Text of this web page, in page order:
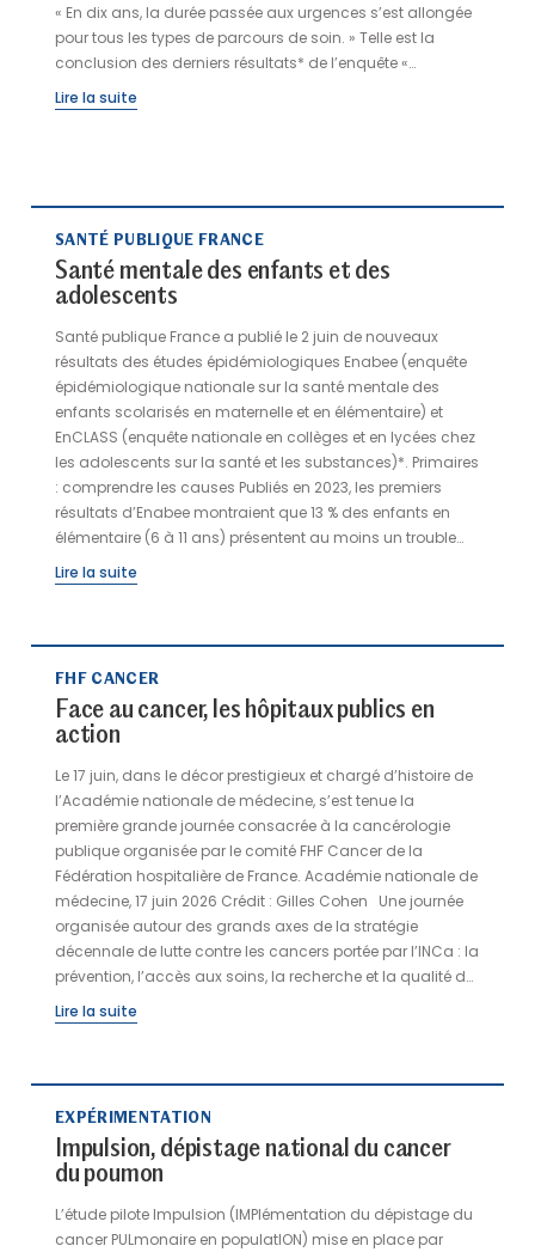
« En dix ans, la durée passée aux urgences s’est allongée
pour tous les types de parcours de soin. » Telle est la
conclusion des derniers résultats* de l’enquête «
Urgences » publiés par la Direction de la recherche, des
études, de l’évaluation et des statistiques (Drees) le lundi
(atteignant 1 heure 35), d’un peu plus d’une heure en cas
de besoin de soins et de recours au plateau technique
(atteignant 3 heures 55), et de plus de 2 heures et demie
pour les patients admis en unité d’hospitalisation de
précisément, entre l’enregistrement et la prise en charge
médico-soignante, si moins d’une demi-heure s’écoule
pour la moitié des patients, cette durée atteint plus de 2
heures et demie pour un patient sur dix. Le temps de
recherche d’un lit d’aval prend environ un quart d’heure
dans la moitié des cas, elle peut s’allonger fortement,
notamment pour les personnes âgées ou dans les
services à forte affluence (plus de six heures pour un
patient sur dix).
Lire la suite
SANTÉ PUBLIQUE FRANCE
Santé mentale des enfants et des
adolescents
Santé publique France a publié le 2 juin de nouveaux
résultats des études épidémiologiques Enabee (enquête
épidémiologique nationale sur la santé mentale des
enfants scolarisés en maternelle et en élémentaire) et
EnCLASS (enquête nationale en collèges et en lycées chez
les adolescents sur la santé et les substances)*. Primaires
: comprendre les causes Publiés en 2023, les premiers
résultats d’Enabee montraient que 13 % des enfants en
élémentaire (6 à 11 ans) présentent au moins un trouble
probable de santé mentale. Les analyses publiées début
juin décrivent les caractéristiques individuelles et
grossesse, difficultés scolaires, événements difficiles,
l’impact de la crise sanitaire du Covid-19. Collégiens et
lycéens : une souffrance persistante Les données
d’ENCLASS, recueillies en 2024 auprès de 11 400 élèves du
secondaire, révèlent une situation contrastée du bien-être
et de la santé mentale des collégiens et lycéens. Après
une dégradation marquée de l’ensemble des indicateurs
de bien-être et de santé mentale entre 2018 et 2022,
certains s’améliorent (satisfaction par rapport à sa vie
actuelle, bon niveau de bien être mental), alors que
d’autres restent préoccupants. Ainsi, 19 % des lycéens ont
un risque important de dépression et 20 % d’entre eux
déclarent avoir eu des pensées suicidaires au cours des
12 derniers mois. Il est à noter que les adolescentes ont
des indicateurs de santé mentale systématiquement
Lire la suite
FHF CANCER
Face au cancer, les hôpitaux publics en
action
Le 17 juin, dans le décor prestigieux et chargé d’histoire de
l’Académie nationale de médecine, s’est tenue la
première grande journée consacrée à la cancérologie
publique organisée par le comité FHF Cancer de la
Fédération hospitalière de France. Académie nationale de
médecine, 17 juin 2026 Crédit : Gilles Cohen Une journée
organisée autour des grands axes de la stratégie
décennale de lutte contre les cancers portée par l’INCa : la
prévention, l’accès aux soins, la recherche et la qualité de
vie des patients et de leurs proches, complétés par un
focus sur le projet européen EUnetCCC. Cinq tables rondes
les nombreuses initiatives portées par les établissements
publics de santé pour y répondre, « premiers acteurs de la
lutte contre le cancer en France », comme l’a rappelé
Zaynab Riet, déléguée générale de la FHF en ouverture,
mais aussi « le moteur de la recherche en cancérologie »,
a insisté Nicolas Scotte, directeur général de l’INCa, citant
notamment le programme Impulsion, « emblématique
Lire la suite
EXPÉRIMENTATION
Impulsion, dépistage national du cancer
du poumon
L’étude pilote Impulsion (IMPlémentation du dépistage du
cancer PULmonaire en populatION) mise en place par